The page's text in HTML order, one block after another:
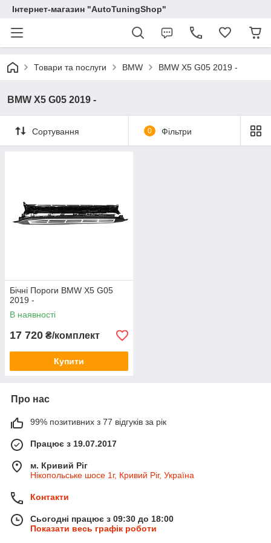
Інтернет-магазин "AutoTuningShop"
Товари та послуги BMW BMW X5 G05 2019 -
BMW X5 G05 2019 -
Сортування 0 Фільтри
Бічні Пороги BMW X5 G05
2019 -
В наявності
17 720 ₴/комплект
Купити
Про нас
99% позитивних з 77 відгуків за рік
Працює з 19.07.2017
м. Кривий Ріг
Нікопольське шосе 1г, Кривий Ріг, Україна
Контакти
Сьогодні працює з 09:30 до 18:00
Показати весь графік роботи